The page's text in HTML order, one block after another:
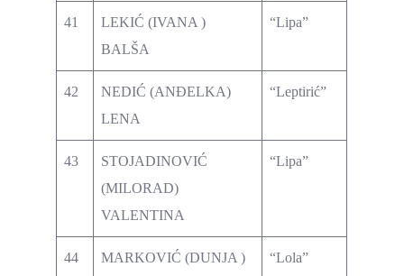
41
LEKIĆ (IVANA )
BALŠA
“Lipa”
42
NEDIĆ (ANĐELKA)
LENA
“Leptirić”
43
STOJADINOVIĆ
(MILORAD)
VALENTINA
“Lipa”
44
MARKOVIĆ (DUNJA )
“Lola”